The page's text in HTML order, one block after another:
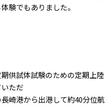
験でもありました。
供試体試験のための定期上陸
ただ
崎港から出港して約40分位航